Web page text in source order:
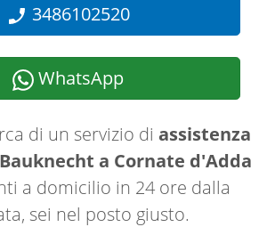
3486102520
WhatsApp
di un servizio di assistenza
a Cornate d'Adda
a domicilio in 24 ore dalla
sei nel posto giusto.